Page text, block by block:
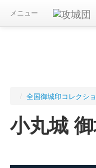
メニュー
/ 全国御城印コレクシ
小丸城